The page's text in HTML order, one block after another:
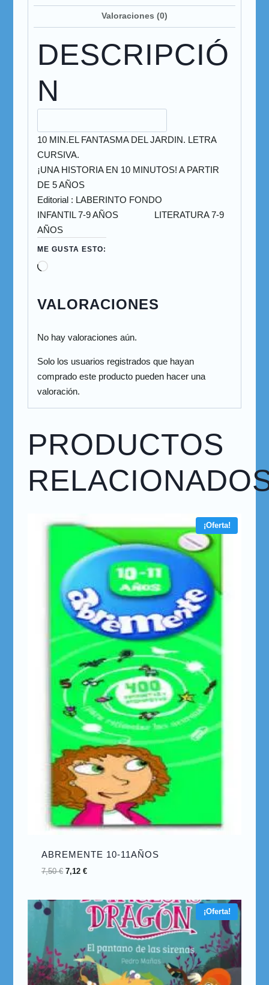
Valoraciones (0)
DESCRIPCIÓ
N
10 MIN.EL FANTASMA DEL JARDIN. LETRA
CURSIVA.
¡UNA HISTORIA EN 10 MINUTOS! A PARTIR
DE 5 AÑOS
Editorial : LABERINTO FONDO
INFANTIL 7-9 AÑOS LITERATURA 7-9
AÑOS
ME GUSTA ESTO:
VALORACIONES
No hay valoraciones aún.
Solo los usuarios registrados que hayan
comprado este producto pueden hacer una
valoración.
PRODUCTOS
¡Oferta!
ABREMENTE 10-11AÑOS
7,50€ 7,12€
¡Oferta!